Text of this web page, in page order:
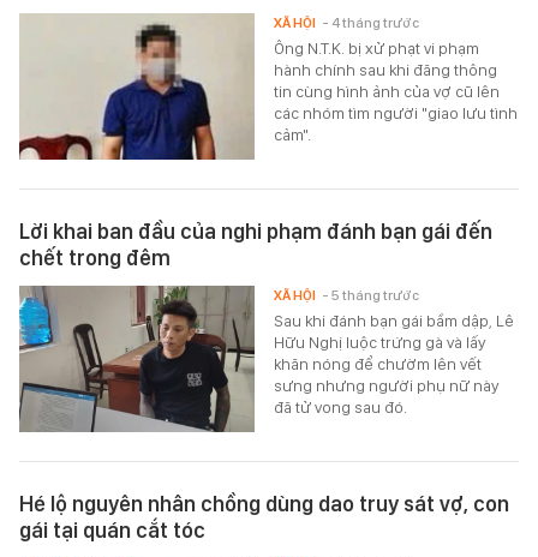
Ông N.T.K. bị xử phạt vi phạm
hành chính sau khi đăng thông
tin cùng hình ảnh của vợ cũ lên
các nhóm tìm người "giao lưu tình
cảm".
XÃ HỘI - 4 tháng trước
Lời khai ban đầu của nghi phạm đánh bạn gái đến
chết trong đêm
Sau khi đánh bạn gái bầm dập, Lê
Hữu Nghị luộc trứng gà và lấy
khăn nóng để chườm lên vết
sưng nhưng người phụ nữ này
đã tử vong sau đó.
XÃ HỘI - 5 tháng trước
Hé lộ nguyên nhân chồng dùng dao truy sát vợ, con
gái tại quán cắt tóc